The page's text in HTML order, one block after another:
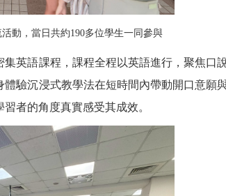
動，當日共約190多位學生一同參與
英語課程，課程全程以英語進行，聚焦
驗沉浸式教學法在短時間內帶動開口意
者的角度真實感受其成效。